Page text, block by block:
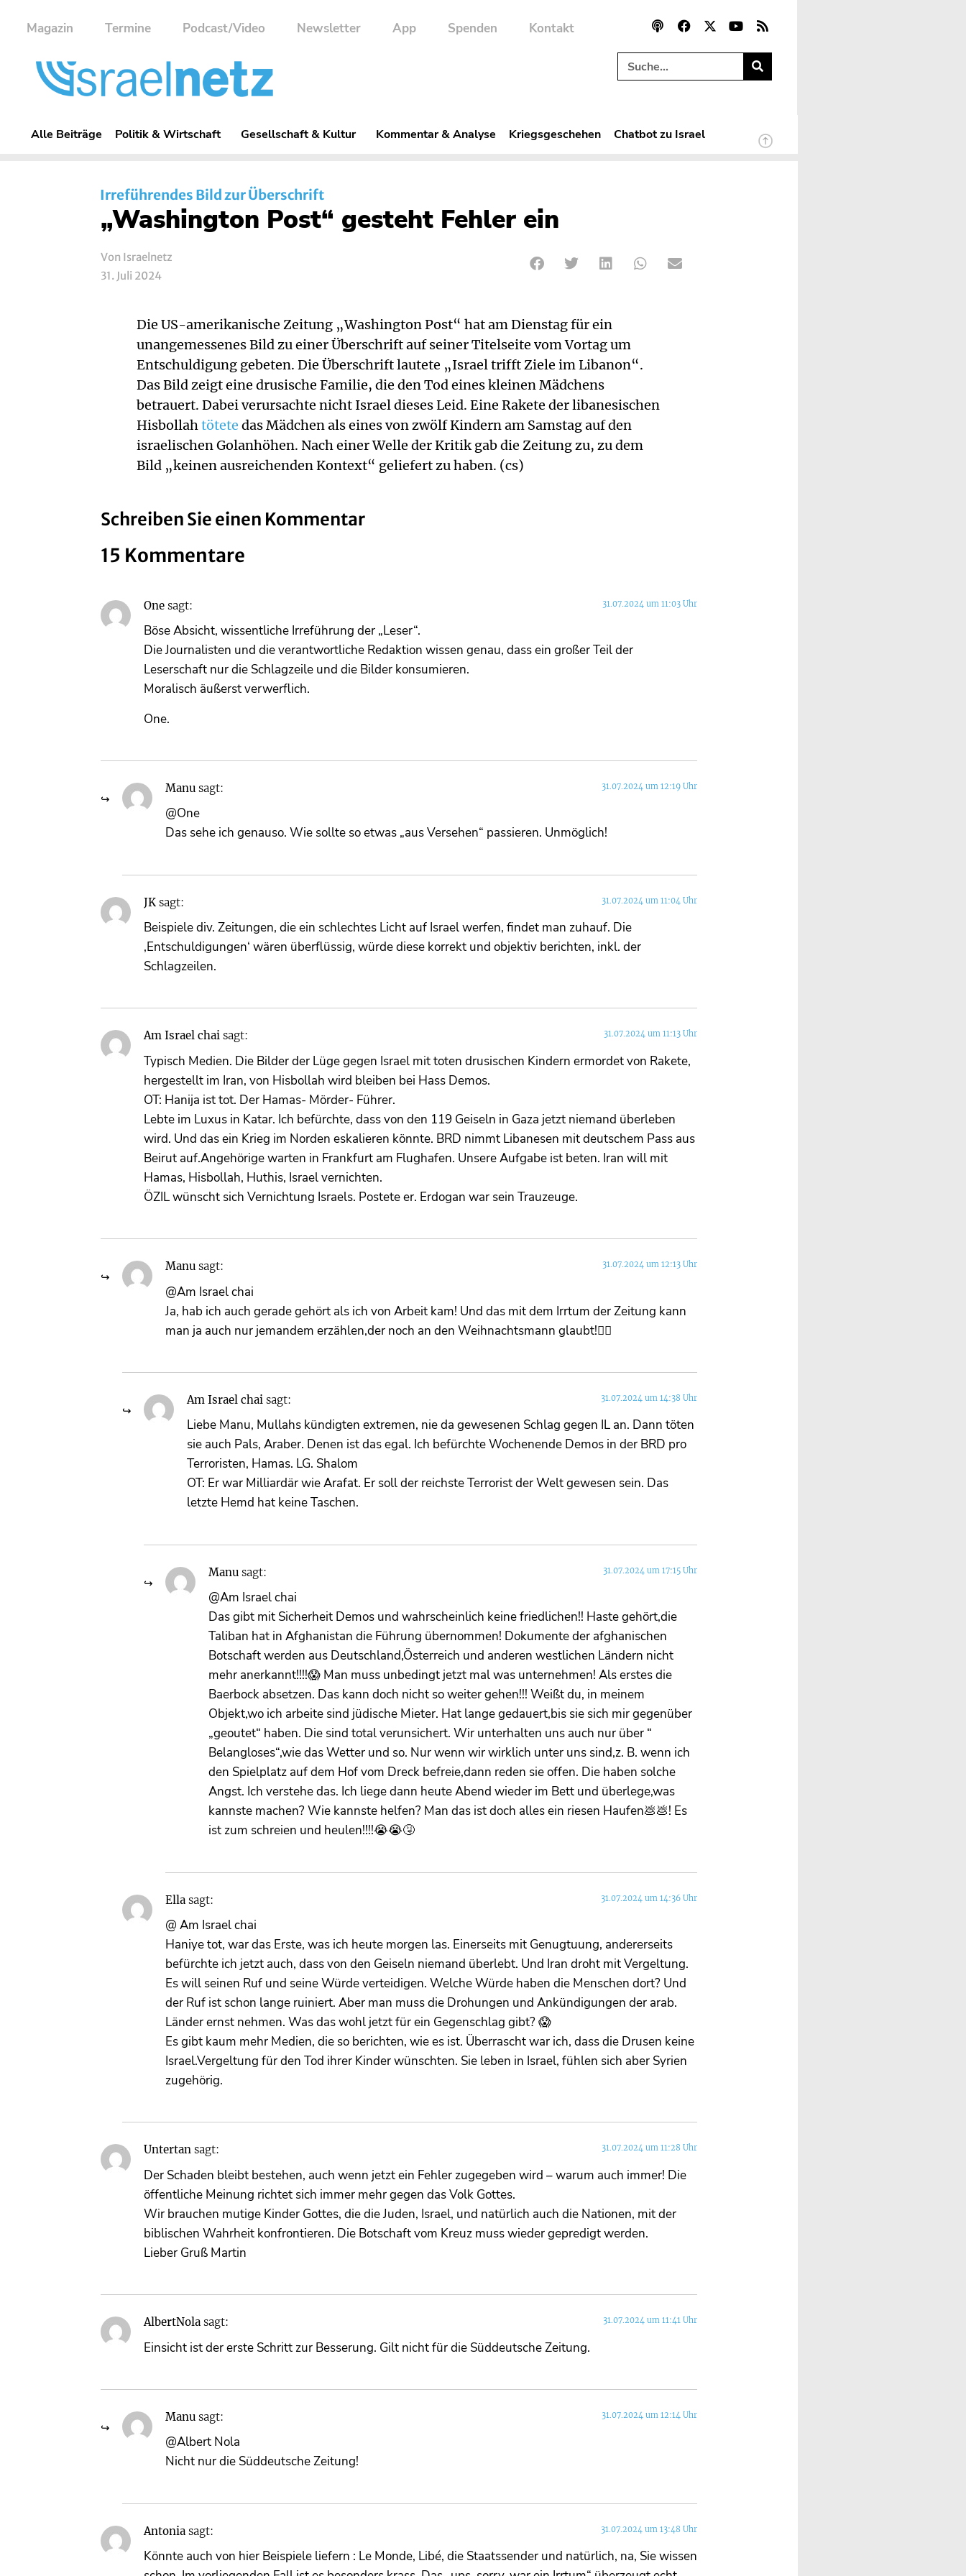
Magazin Termine Podcast/Video Newsletter App Spenden Kontakt
Alle Beiträge Politik & Wirtschaft Gesellschaft & Kultur Kommentar & Analyse Kriegsgeschehen Chatbot zu Israel
Irreführendes Bild zur Überschrift
„Washington Post“ gesteht Fehler ein
Von Israelnetz
31. Juli 2024
Die US-amerikanische Zeitung „Washington Post“ hat am Dienstag für ein
unangemessenes Bild zu einer Überschrift auf seiner Titelseite vom Vortag um
Entschuldigung gebeten. Die Überschrift lautete „Israel trifft Ziele im Libanon“.
Das Bild zeigt eine drusische Familie, die den Tod eines kleinen Mädchens
betrauert. Dabei verursachte nicht Israel dieses Leid. Eine Rakete der libanesischen
Hisbollahtötete das Mädchen als eines von zwölf Kindern am Samstag auf den
israelischen Golanhöhen. Nach einer Welle der Kritik gab die Zeitung zu, zu dem
Bild „keinen ausreichenden Kontext“ geliefert zu haben. (cs)
Schreiben Sie einen Kommentar
15 Kommentare
One sagt: 31.07.2024 um 11:03 Uhr
Böse Absicht, wissentliche Irreführung der „Leser“.
Die Journalisten und die verantwortliche Redaktion wissen genau, dass ein großer Teil der
Leserschaft nur die Schlagzeile und die Bilder konsumieren.
Moralisch äußerst verwerflich.
One.
Manu sagt: 31.07.2024 um 12:19 Uhr
@One
Das sehe ich genauso. Wie sollte so etwas „aus Versehen“ passieren. Unmöglich!
JK sagt: 31.07.2024 um 11:04 Uhr
Beispiele div. Zeitungen, die ein schlechtes Licht auf Israel werfen, findet man zuhauf. Die
‚Entschuldigungen‘ wären überflüssig, würde diese korrekt und objektiv berichten, inkl. der
Schlagzeilen.
Am Israel chai sagt: 31.07.2024 um 11:13 Uhr
Typisch Medien. Die Bilder der Lüge gegen Israel mit toten drusischen Kindern ermordet von Rakete,
hergestellt im Iran, von Hisbollah wird bleiben bei Hass Demos.
OT: Hanija ist tot. Der Hamas- Mörder- Führer.
Lebte im Luxus in Katar. Ich befürchte, dass von den 119 Geiseln in Gaza jetzt niemand überleben
wird. Und das ein Krieg im Norden eskalieren könnte. BRD nimmt Libanesen mit deutschem Pass aus
Beirut auf.Angehörige warten in Frankfurt am Flughafen. Unsere Aufgabe ist beten. Iran will mit
Hamas, Hisbollah, Huthis, Israel vernichten.
ÖZIL wünscht sich Vernichtung Israels. Postete er. Erdogan war sein Trauzeuge.
Manu sagt: 31.07.2024 um 12:13 Uhr
@Am Israel chai
Ja, hab ich auch gerade gehört als ich von Arbeit kam! Und das mit dem Irrtum der Zeitung kann
man ja auch nur jemandem erzählen,der noch an den Weihnachtsmann glaubt!🤦‍♀️
Am Israel chai sagt: 31.07.2024 um 14:38 Uhr
Liebe Manu, Mullahs kündigten extremen, nie da gewesenen Schlag gegen IL an. Dann töten
sie auch Pals, Araber. Denen ist das egal. Ich befürchte Wochenende Demos in der BRD pro
Terroristen, Hamas. LG. Shalom
OT: Er war Milliardär wie Arafat. Er soll der reichste Terrorist der Welt gewesen sein. Das
letzte Hemd hat keine Taschen.
Manu sagt: 31.07.2024 um 17:15 Uhr
@Am Israel chai
Das gibt mit Sicherheit Demos und wahrscheinlich keine friedlichen!! Haste gehört,die
Taliban hat in Afghanistan die Führung übernommen! Dokumente der afghanischen
Botschaft werden aus Deutschland,Österreich und anderen westlichen Ländern nicht
mehr anerkannt!!!!😱 Man muss unbedingt jetzt mal was unternehmen! Als erstes die
Baerbock absetzen. Das kann doch nicht so weiter gehen!!! Weißt du, in meinem
Objekt,wo ich arbeite sind jüdische Mieter. Hat lange gedauert,bis sie sich mir gegenüber
„geoutet“ haben. Die sind total verunsichert. Wir unterhalten uns auch nur über “
Belangloses“,wie das Wetter und so. Nur wenn wir wirklich unter uns sind,z. B. wenn ich
den Spielplatz auf dem Hof vom Dreck befreie,dann reden sie offen. Die haben solche
Angst. Ich verstehe das. Ich liege dann heute Abend wieder im Bett und überlege,was
kannste machen? Wie kannste helfen? Man das ist doch alles ein riesen Haufen💩💩! Es
ist zum schreien und heulen!!!!😭😭🤧
Ella sagt: 31.07.2024 um 14:36 Uhr
@ Am Israel chai
Haniye tot, war das Erste, was ich heute morgen las. Einerseits mit Genugtuung, andererseits
befürchte ich jetzt auch, dass von den Geiseln niemand überlebt. Und Iran droht mit Vergeltung.
Es will seinen Ruf und seine Würde verteidigen. Welche Würde haben die Menschen dort? Und
der Ruf ist schon lange ruiniert. Aber man muss die Drohungen und Ankündigungen der arab.
Länder ernst nehmen. Was das wohl jetzt für ein Gegenschlag gibt? 😱
Es gibt kaum mehr Medien, die so berichten, wie es ist. Überrascht war ich, dass die Drusen keine
Israel.Vergeltung für den Tod ihrer Kinder wünschten. Sie leben in Israel, fühlen sich aber Syrien
zugehörig.
Untertan sagt: 31.07.2024 um 11:28 Uhr
Der Schaden bleibt bestehen, auch wenn jetzt ein Fehler zugegeben wird – warum auch immer! Die
öffentliche Meinung richtet sich immer mehr gegen das Volk Gottes.
Wir brauchen mutige Kinder Gottes, die die Juden, Israel, und natürlich auch die Nationen, mit der
biblischen Wahrheit konfrontieren. Die Botschaft vom Kreuz muss wieder gepredigt werden.
Lieber Gruß Martin
AlbertNola sagt: 31.07.2024 um 11:41 Uhr
Einsicht ist der erste Schritt zur Besserung. Gilt nicht für die Süddeutsche Zeitung.
Manu sagt: 31.07.2024 um 12:14 Uhr
@Albert Nola
Nicht nur die Süddeutsche Zeitung!
Antonia sagt: 31.07.2024 um 13:48 Uhr
Könnte auch von hier Beispiele liefern : Le Monde, Libé, die Staatssender und natürlich, na, Sie wissen